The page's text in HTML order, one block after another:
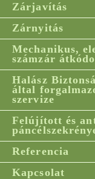
Zárjavítás
Zárnyitás
Mechanikus,
számzár
Halász
által
szervize
Felújított és
Referencia
Kapcsolat